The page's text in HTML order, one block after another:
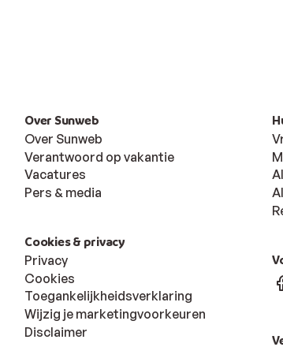
Over Sunweb
Over Sunweb
Verantwoord op vakantie
Vacatures
Pers & media
Cookies & privacy
Privacy
Cookies
Toegankelijkheidsverklaring
Wijzig je marketingvoorkeuren
Disclaimer